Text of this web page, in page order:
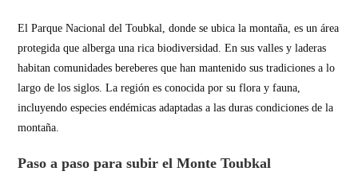
El Parque Nacional del Toubkal, donde se ubica la montaña, es un área
protegida que alberga una rica biodiversidad. En sus valles y laderas
habitan comunidades bereberes que han mantenido sus tradiciones a lo
largo de los siglos. La región es conocida por su flora y fauna,
incluyendo especies endémicas adaptadas a las duras condiciones de la
montaña.
Paso a paso para subir el Monte Toubkal